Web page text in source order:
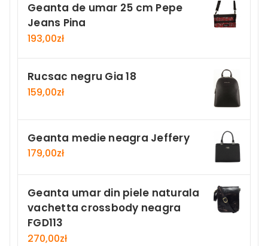
Geanta de umar 25 cm Pepe
Jeans Pina
193,00zł
Rucsac negru Gia 18
159,00zł
Geanta medie neagra Jeffery
179,00zł
Geanta umar din piele naturala
vachetta crossbody neagra
FGD113
270,00zł